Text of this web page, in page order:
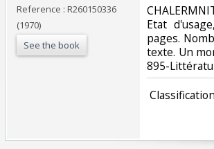
Reference : R260150336
(1970)
See the book
Etat
pages.
texte. Un
895-